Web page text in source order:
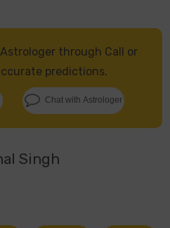
through Call or
predictions.
Chat with Astrologer
Singh